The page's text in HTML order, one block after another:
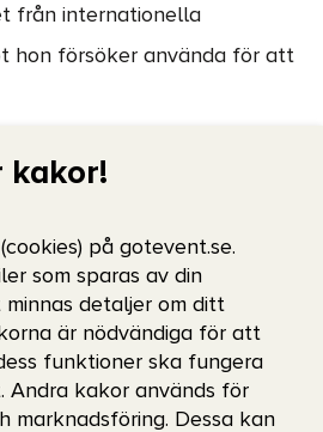
från internationella
hon försöker använda för att
framför allt under
Ge mycket energi tror
och drivkraft
kakor!
på gotevent.se.
som sparas av din
detaljer om ditt
är nödvändiga för att
funktioner ska fungera
kakor används för
marknadsföring. Dessa kan